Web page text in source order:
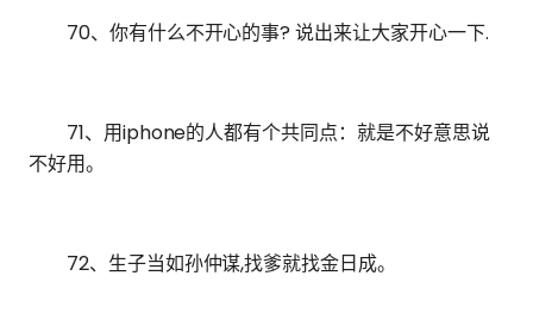
70、你有什么不开心的事? 说出来让大家开心一下.
71、用iphone的人都有个共同点：就是不好意思说
不好用。
72、生子当如孙仲谋,找爹就找金日成。